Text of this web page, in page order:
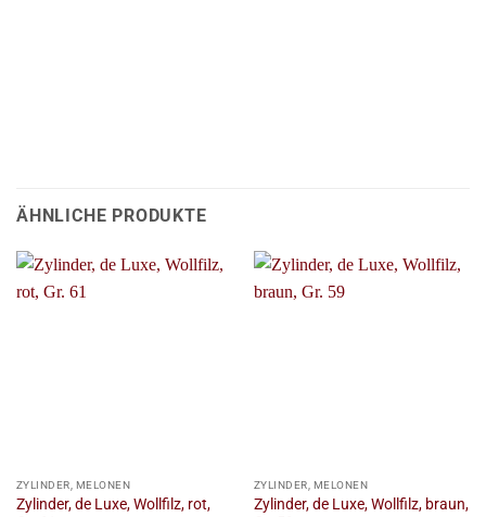
ÄHNLICHE PRODUKTE
ZYLINDER, MELONEN
Zylinder, de Luxe, Wollfilz, rot,
ZYLINDER, MELONEN
Zylinder, de Luxe, Wollfilz, braun,